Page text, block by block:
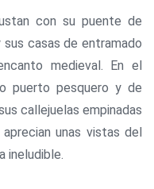
con su puente de
casas de entramado
medieval. En el
puerto pesquero y de
callejuelas empinadas
unas vistas del
ineludible.